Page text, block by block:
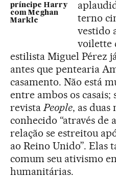
príncipe Harry
com Meghan
Markle
terno
vestido
voilette
estilista Miguel Pérez
antes que pentearia
casamento. Não está
entre ambos os
revistaPeople, as duas
conhecido “através de
relação se estreitou
ao Reino Unido”. Elas
comum seu ativismo
humanitárias.